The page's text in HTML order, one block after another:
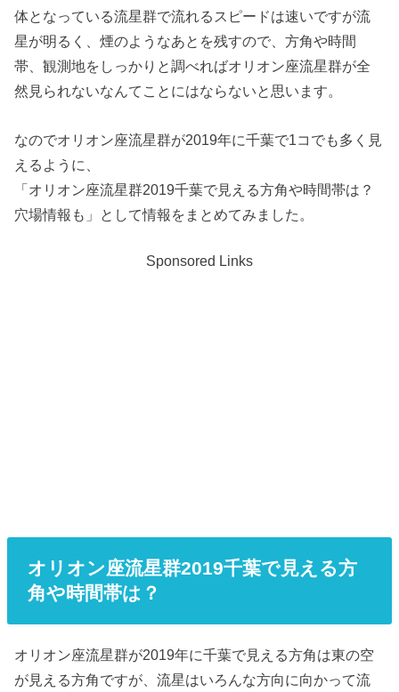
体となっている流星群で流れるスピードは速いですが流
星が明るく、煙のようなあとを残すので、方角や時間
帯、観測地をしっかりと調べればオリオン座流星群が全
然見られないなんてことにはならないと思います。
なのでオリオン座流星群が2019年に千葉で1コでも多く見
えるように、
「オリオン座流星群2019千葉で見える方角や時間帯は？
穴場情報も」として情報をまとめてみました。
Sponsored Links
オリオン座流星群2019千葉で見える方
角や時間帯は？
オリオン座流星群が2019年に千葉で見える方角は東の空
が見える方角ですが、流星はいろんな方向に向かって流